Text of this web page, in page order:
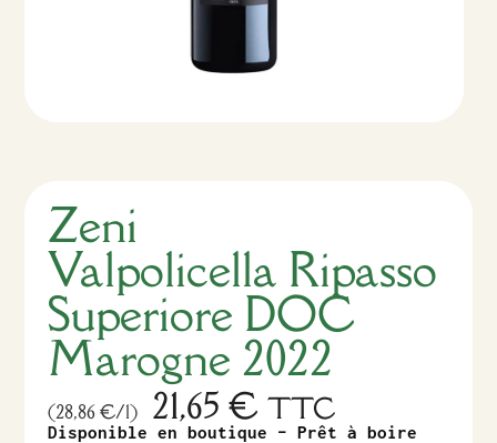
Zeni
Valpolicella Ripasso
Superiore DOC
Marogne 2022
(28,86 €/l) 21,65€ TTC
Disponible en boutique – Prêt à boire